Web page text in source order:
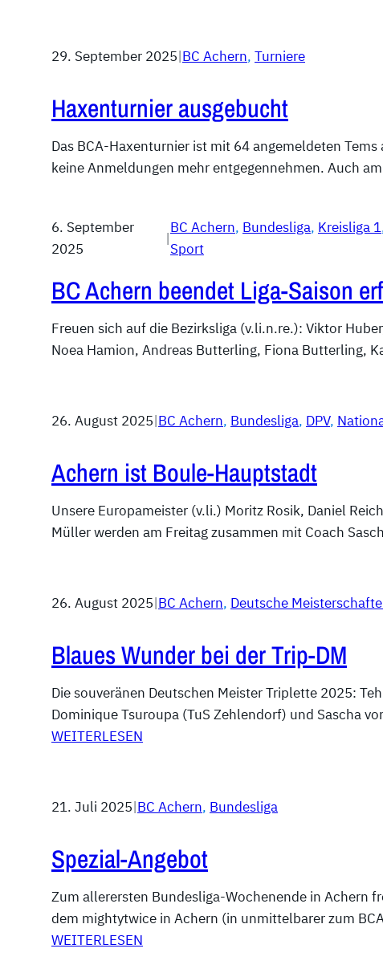
29. September 2025|BC Achern, Turniere
Haxenturnier ausgebucht
Das BCA-Haxenturnier ist mit 64 angemeldeten
keine Anmeldungen mehr entgegennehmen. Auch
6. September
2025
|
BC Achern, Bundesliga, Kreisliga 1
Sport
BC Achern beendet Liga-Saison
Freuen sich auf die Bezirksliga (v.li.n.re.): Viktor
Noea Hamion, Andreas Butterling, Fiona Butterling,
26. August 2025|BC Achern, Bundesliga, DPV,
Achern ist Boule-Hauptstadt
Unsere Europameister (v.li.) Moritz Rosik, Daniel
Müller werden am Freitag zusammen mit Coach
26. August 2025|BC Achern, Deutsche
Blaues Wunder bei der Trip-DM
Die souveränen Deutschen Meister Triplette 2025:
Dominique Tsuroupa (TuS Zehlendorf) und Sascha
WEITERLESEN
21. Juli 2025|BC Achern, Bundesliga
Spezial-Angebot
Zum allerersten Bundesliga-Wochenende in Achern
dem mightytwice in Achern (in unmittelbarer zum
WEITERLESEN